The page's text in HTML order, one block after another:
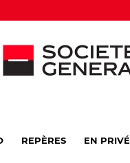
REPÈRES EN PRIVÉ